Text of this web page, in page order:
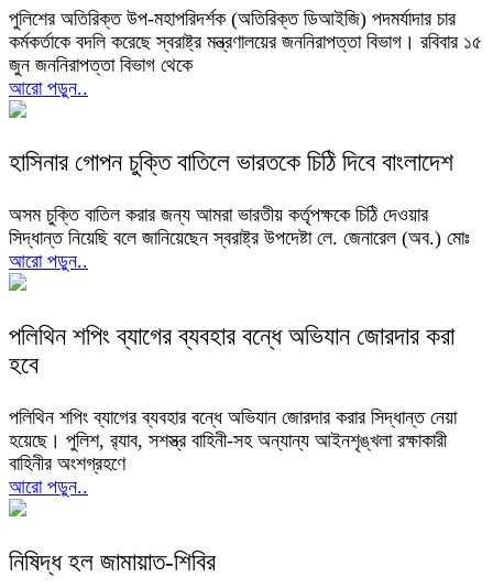
পুলিশের অতিরিক্ত উপ-মহাপরিদর্শক (অতিরিক্ত ডিআইজি) পদমর্যাদার চার
কর্মকর্তাকে বদলি করেছে স্বরাষ্ট্র মন্ত্রণালয়ের জননিরাপত্তা বিভাগ। রবিবার ১৫
জুন জননিরাপত্তা বিভাগ থেকে
আরো পড়ুন..
হাসিনার গোপন চুক্তি বাতিলে ভারতকে চিঠি দিবে বাংলাদেশ
অসম চুক্তি বাতিল করার জন্য আমরা ভারতীয় কর্তৃপক্ষকে চিঠি দেওয়ার
সিদ্ধান্ত নিয়েছি বলে জানিয়েছেন স্বরাষ্ট্র উপদেষ্টা লে. জেনারেল (অব.) মোঃ
আরো পড়ুন..
পলিথিন শপিং ব্যাগের ব্যবহার বন্ধে অভিযান জোরদার করা
হবে
পলিথিন শপিং ব্যাগের ব্যবহার বন্ধে অভিযান জোরদার করার সিদ্ধান্ত নেয়া
হয়েছে। পুলিশ, র‌্যাব, সশস্ত্র বাহিনী-সহ অন্যান্য আইনশৃঙ্খলা রক্ষাকারী
বাহিনীর অংশগ্রহণে
আরো পড়ুন..
নিষিদ্ধ হল জামায়াত-শিবির